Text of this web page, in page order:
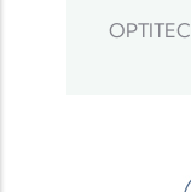
OPTITEC